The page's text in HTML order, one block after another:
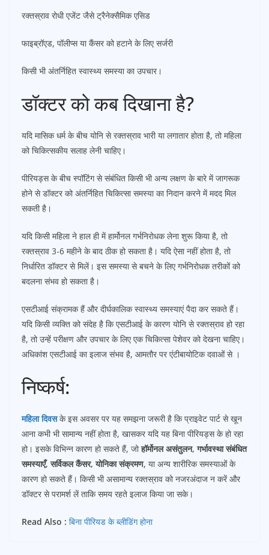
रक्तस्राव रोधी एजेंट जैसे ट्रैनेक्सैमिक एसिड
फाइब्रॉएड, पॉलीप्स या कैंसर को हटाने के लिए सर्जरी
किसी भी अंतर्निहित स्वास्थ्य समस्या का उपचार।
डॉक्टर को कब दिखाना है?
यदि मासिक धर्म के बीच योनि से रक्तस्राव भारी या लगातार होता है, तो महिला
को चिकित्सकीय सलाह लेनी चाहिए।
पीरियड्स के बीच स्पॉटिंग से संबंधित किसी भी अन्य लक्षण के बारे में जागरूक
होने से डॉक्टर को अंतर्निहित चिकित्सा समस्या का निदान करने में मदद मिल
सकती है।
यदि किसी महिला ने हाल ही में हार्मोनल गर्भनिरोधक लेना शुरू किया है, तो
रक्तस्राव 3-6 महीने के बाद ठीक हो सकता है। यदि ऐसा नहीं होता है, तो
निर्धारित डॉक्टर से मिलें। इस समस्या से बचने के लिए गर्भनिरोधक तरीकों को
बदलना संभव हो सकता है।
एसटीआई संक्रामक हैं और दीर्घकालिक स्वास्थ्य समस्याएं पैदा कर सकते हैं।
यदि किसी व्यक्ति को संदेह है कि एसटीआई के कारण योनि से रक्तस्राव हो रहा
है, तो उन्हें परीक्षण और उपचार के लिए एक चिकित्सा पेशेवर को देखना चाहिए।
अधिकांश एसटीआई का इलाज संभव है, आमतौर पर एंटीबायोटिक दवाओं से ।
निष्कर्ष:
महिला दिवसके इस अवसर पर यह समझना जरूरी है कि प्राइवेट पार्ट से खून
आना कभी भी सामान्य नहीं होता है, खासकर यदि यह बिना पीरियड्स के हो रहा
हो। इसके विभिन्न कारण हो सकते हैं, जोहॉर्मोनल असंतुलन, गर्भावस्था संबंधित
समस्याएँ, सर्विकल कैंसर, योनिका संक्रमण, या अन्य शारीरिक समस्याओं के
कारण हो सकते हैं। किसी भी असामान्य रक्तस्राव को नजरअंदाज न करें और
डॉक्टर से परामर्श लें ताकि समय रहते इलाज किया जा सके।
Read Also : बिना पीरियड के ब्लीडिंग होना